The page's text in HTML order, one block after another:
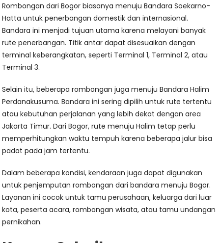
Rombongan dari Bogor biasanya menuju Bandara Soekarno-
Hatta untuk penerbangan domestik dan internasional.
Bandara ini menjadi tujuan utama karena melayani banyak
rute penerbangan. Titik antar dapat disesuaikan dengan
terminal keberangkatan, seperti Terminal 1, Terminal 2, atau
Terminal 3.
Selain itu, beberapa rombongan juga menuju Bandara Halim
Perdanakusuma. Bandara ini sering dipilih untuk rute tertentu
atau kebutuhan perjalanan yang lebih dekat dengan area
Jakarta Timur. Dari Bogor, rute menuju Halim tetap perlu
memperhitungkan waktu tempuh karena beberapa jalur bisa
padat pada jam tertentu.
Dalam beberapa kondisi, kendaraan juga dapat digunakan
untuk penjemputan rombongan dari bandara menuju Bogor.
Layanan ini cocok untuk tamu perusahaan, keluarga dari luar
kota, peserta acara, rombongan wisata, atau tamu undangan
pernikahan.